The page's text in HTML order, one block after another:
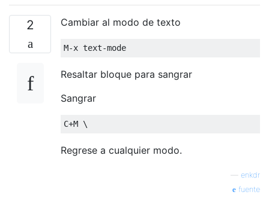
2 Cambiar al modo de texto
M-x text-mode
Resaltar bloque para sangrar
Sangrar
C+M \
Regrese a cualquier modo.
enkdr
fuente